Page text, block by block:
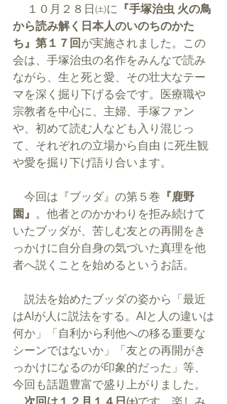
１０月２８日㈯に 『手塚治虫 火の鳥
から読み解く日本人のいのちのかた
ち』第１７回が実施されました。この
会は、手塚治虫の名作をみんなで読み
ながら、生と死と愛、その壮大なテー
マを深く掘り下げる会です。医療職や
宗教者を中心に、主婦、手塚ファン
や、初めて読む人なども入り混じっ
て、それぞれの立場から自由 に死生観
や愛を掘り下げ語り合います。
今回は『ブッダ』の第５巻 『鹿野
園』 。他者とのかかわりを拒み続けて
いたブッダが、苦しむ友との再開をき
っかけに自分自身の気づいた真理を他
者へ説くことを始めるというお話。
説法を始めたブッダの姿から「最近
はAIが人に説法をする。AIと人の違いは
何か」「自利から利他への移る重要な
シーンではないか」「友との再開がき
っかけになるのが印象的だった」等、
今回も話題豊富で盛り上がりました。